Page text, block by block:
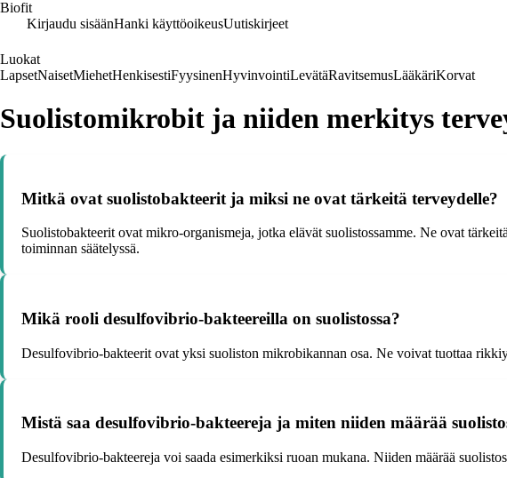
Biofit
Kirjaudu sisäänHanki käyttöoikeusUutiskirjeet
Luokat
LapsetNaisetMiehetHenkisestiFyysinenHyvinvointiLevätäRavitsemusLääkäriKorvat
Suolistomikrobit ja niiden merkitys
Mitkä ovat suolistobakteerit ja miksi ne ovat tärkeitä terveydelle?
Suolistobakteerit ovat mikro-organismeja, jotka elävät suolistossamme. Ne ovat
toiminnan säätelyssä.
Mikä rooli desulfovibrio-bakteereilla on suolistossa?
Desulfovibrio-bakteerit ovat yksi suoliston mikrobikannan osa. Ne voivat tuottaa
Mistä saa desulfovibrio-bakteereja ja miten niiden määrää
Desulfovibrio-bakteereja voi saada esimerkiksi ruoan mukana. Niiden määrää